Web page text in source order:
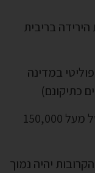
בריבית
במדינה
כתיקונם)
ובאשר לשוק הדיור, כיום קיים מחסור של מעל 150,000
יהיה נמוך